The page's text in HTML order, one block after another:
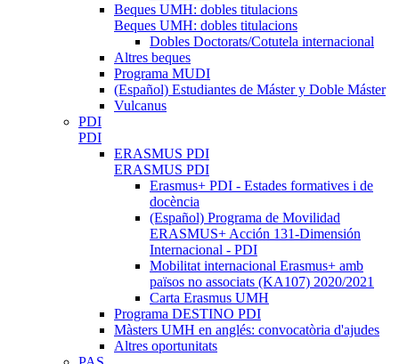
Beques UMH: dobles titulacions
Beques UMH: dobles titulacions
Dobles Doctorats/Cotutela internacional
Altres beques
Programa MUDI
(Español) Estudiantes de Máster y Doble Máster
Vulcanus
PDI
PDI
ERASMUS PDI
ERASMUS PDI
Erasmus+ PDI - Estades formatives i de
docència
(Español) Programa de Movilidad
ERASMUS+ Acción 131-Dimensión
Internacional - PDI
Mobilitat internacional Erasmus+ amb
països no associats (KA107) 2020/2021
Carta Erasmus UMH
Programa DESTINO PDI
Màsters UMH en anglés: convocatòria d'ajudes
Altres oportunitats